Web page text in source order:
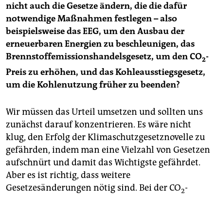
nicht auch die Gesetze ändern, die die dafür
notwendige Maßnahmen festlegen – also
beispielsweise das EEG, um den Ausbau der
erneuerbaren Energien zu beschleunigen, das
Brennstoffemissionshandelsgesetz, um den CO2-
Preis zu erhöhen, und das Kohleausstiegsgesetz,
um die Kohlenutzung früher zu beenden?
Wir müssen das Urteil umsetzen und sollten uns
zunächst darauf konzentrieren. Es wäre nicht
klug, den Erfolg der Klimaschutzgesetznovelle zu
gefährden, indem man eine Vielzahl von Gesetzen
aufschnürt und damit das Wichtigste gefährdet.
Aber es ist richtig, dass weitere
Gesetzesänderungen nötig sind. Bei der CO2-